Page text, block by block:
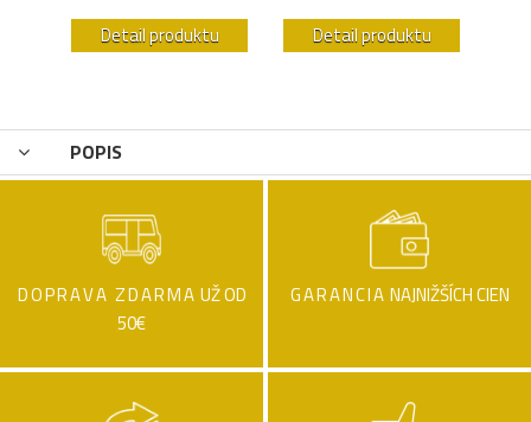
Detail produktu Detail produktu
POPIS
DOPRAVA ZDARMA UŽ OD
50€
GARANCIA NAJNIŽŠÍCH CIEN